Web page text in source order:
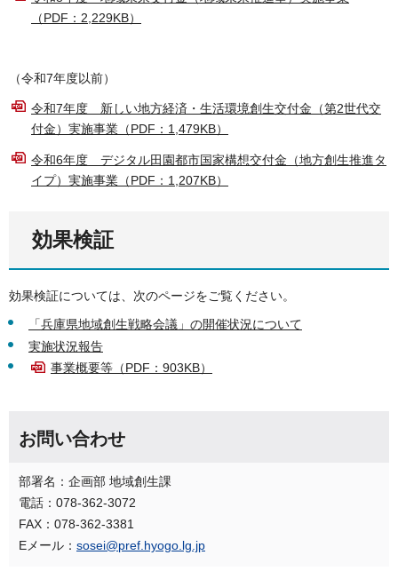
（PDF：2,229KB）
（令和7年度以前）
令和7年度 新しい地方経済・生活環境創生交付金（第2世代交
付金）実施事業（PDF：1,479KB）
令和6年度 デジタル田園都市国家構想交付金（地方創生推進タ
イプ）実施事業（PDF：1,207KB）
効果検証
効果検証については、次のページをご覧ください。
「兵庫県地域創生戦略会議」の開催状況について
実施状況報告
事業概要等（PDF：903KB）
お問い合わせ
部署名：企画部 地域創生課
電話：078-362-3072
FAX：078-362-3381
Eメール： sosei@pref.hyogo.lg.jp